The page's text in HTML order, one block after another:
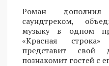
Роман
саундтреком,
музыку в одном
«Красная
представит
познакомит гостей с